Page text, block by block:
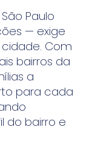
Paulo
— exige
Com
bairros da
a
para cada
do bairro e